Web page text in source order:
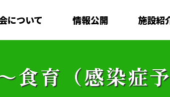
について 情報公開 施設紹
食育（感染症